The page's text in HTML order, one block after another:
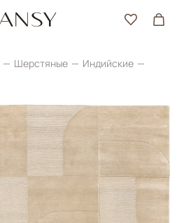
Шерстяные
Индийские